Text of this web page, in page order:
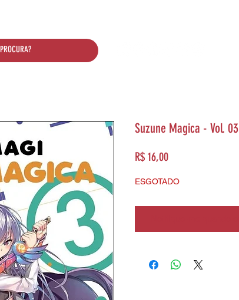
Suzune Magica - Vol. 03
R$ 16,00Preço
ESGOTADO